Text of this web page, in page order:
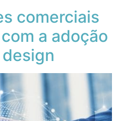
comerciais
a adoção